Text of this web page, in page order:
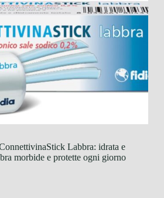
Labbra: idrata e
morbide e protette ogni giorno